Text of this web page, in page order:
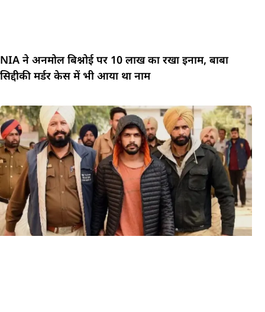
NIA ने अनमोल बिश्नोई पर 10 लाख का रखा इनाम, बाबा
सिद्दीकी मर्डर केस में भी आया था नाम